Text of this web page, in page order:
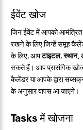
ईवेंट खोज
जिन ईवेंट में आपको आमंत्रित
रखने के लिए जिन्हें समूह
के लिए, आपटाइटल,स्थान,
सकते हैं। आप प्रासंगिक
कैलेंडर या आपके द्वारा
के अनुसार वापस आ जाएंगे।
Tasks में खोजना